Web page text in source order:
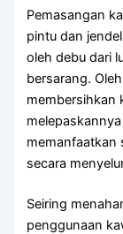
Pemasangan
pintu dan
oleh debu dari
bersarang.
membersihkan
memanfaatkan
secara
Seiring
penggunaan